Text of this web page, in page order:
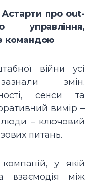
про out-
управління,
командою
війни усі
змін.
сенси та
вимір –
люди – ключовий
питань.
у якій
взаємодія між